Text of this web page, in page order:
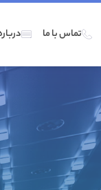
تماس با ما